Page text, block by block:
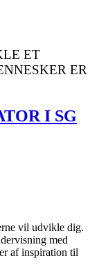
ET
ER
I SG
vil udvikle dig.
med
af inspiration til